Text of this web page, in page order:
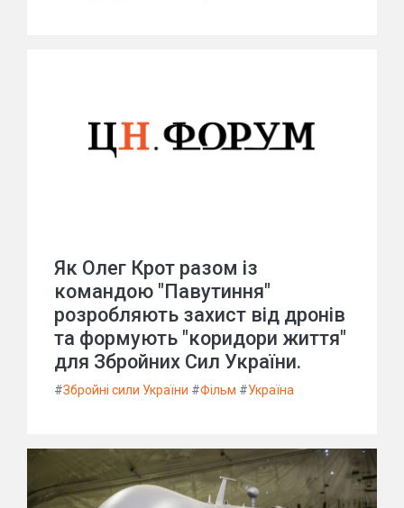
Як Олег Крот разом із
командою "Павутиння"
розробляють захист від дронів
та формують "коридори життя"
для Збройних Сил України.
#Збройні сили України #Фільм #Україна